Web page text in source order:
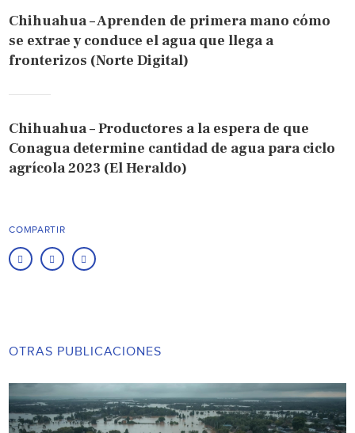
Chihuahua – Aprenden de primera mano cómo
se extrae y conduce el agua que llega a
fronterizos (Norte Digital)
Chihuahua – Productores a la espera de que
Conagua determine cantidad de agua para ciclo
agrícola 2023 (El Heraldo)
COMPARTIR
OTRAS PUBLICACIONES